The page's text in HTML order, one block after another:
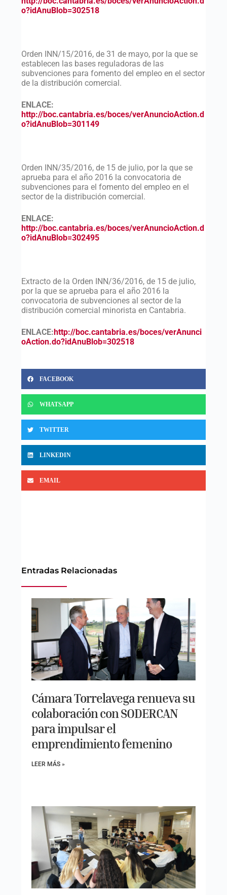
o?idAnuBlob=302518
Orden INN/15/2016, de 31 de mayo, por la que se
establecen las bases reguladoras de las
subvenciones para fomento del empleo en el sector
de la distribución comercial.
ENLACE:
http://boc.cantabria.es/boces/verAnuncioAction.d
o?idAnuBlob=301149
Orden INN/35/2016, de 15 de julio, por la que se
aprueba para el año 2016 la convocatoria de
subvenciones para el fomento del empleo en el
sector de la distribución comercial.
ENLACE:
http://boc.cantabria.es/boces/verAnuncioAction.d
o?idAnuBlob=302495
Extracto de la Orden INN/36/2016, de 15 de julio,
por la que se aprueba para el año 2016 la
convocatoria de subvenciones al sector de la
distribución comercial minorista en Cantabria.
ENLACE:http://boc.cantabria.es/boces/verAnunci
oAction.do?idAnuBlob=302518
FACEBOOK
WHATSAPP
TWITTER
LINKEDIN
EMAIL
Entradas Relacionadas
Cámara Torrelavega renueva su
colaboración con SODERCAN
para impulsar el
emprendimiento femenino
LEER MÁS »